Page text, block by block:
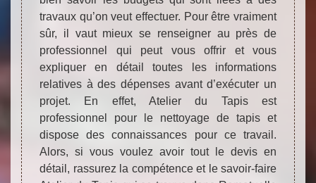
travaux qu’on veut effectuer. Pour être vraiment
sûr, il vaut mieux se renseigner au près de
professionnel qui peut vous offrir et vous
expliquer en détail toutes les informations
relatives à des dépenses avant d’exécuter un
projet. En effet, Atelier du Tapis est
professionnel pour le nettoyage de tapis et
dispose des connaissances pour ce travail.
Alors, si vous voulez avoir tout le devis en
détail, rassurez la compétence et le savoir-faire